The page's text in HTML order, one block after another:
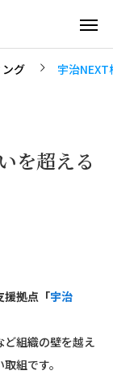
グ 宇治
を超える
援拠点「宇治
組織の壁を越え
組です。